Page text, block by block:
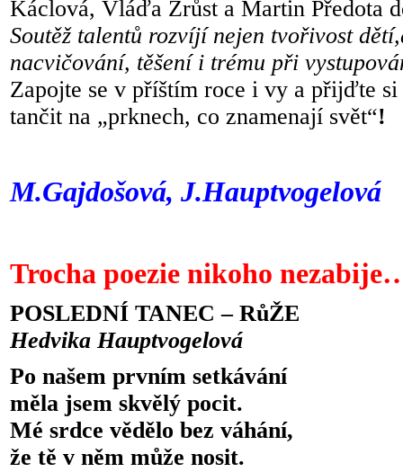
Káclová, Vláďa Zrůst a Martin Předota
Soutěž talentů rozvíjí nejen tvořivost
nacvičování, těšení i trému při
Zapojte se v příštím roce i vy a přijďte
tančit na „prknech, co znamenají svět“!
M.Gajdošová, J.Hauptvogelová
Trocha poezie nikoho
POSLEDNÍ TANEC – RůŽE
Hedvika Hauptvogelová
Po našem prvním setkávání
měla jsem skvělý pocit.
Mé srdce vědělo bez váhání,
že tě v něm může nosit.